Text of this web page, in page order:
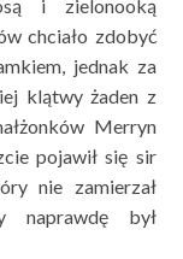
i zielonooką
chciało zdobyć
jednak za
klątwy żaden z
Merryn
pojawił się sir
nie zamierzał
naprawdę był